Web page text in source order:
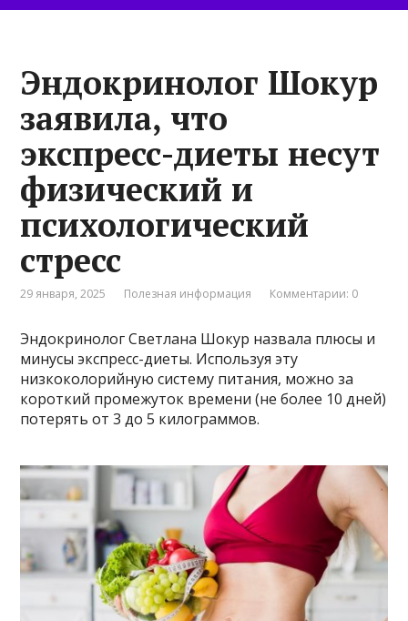
Эндокринолог Шокур
заявила, что
экспресс-диеты несут
физический и
психологический
стресс
29 января, 2025 Полезная информация Комментарии: 0
Эндокринолог Светлана Шокур назвала плюсы и
минусы экспресс-диеты. Используя эту
низкоколорийную систему питания, можно за
короткий промежуток времени (не более 10 дней)
потерять от 3 до 5 килограммов.